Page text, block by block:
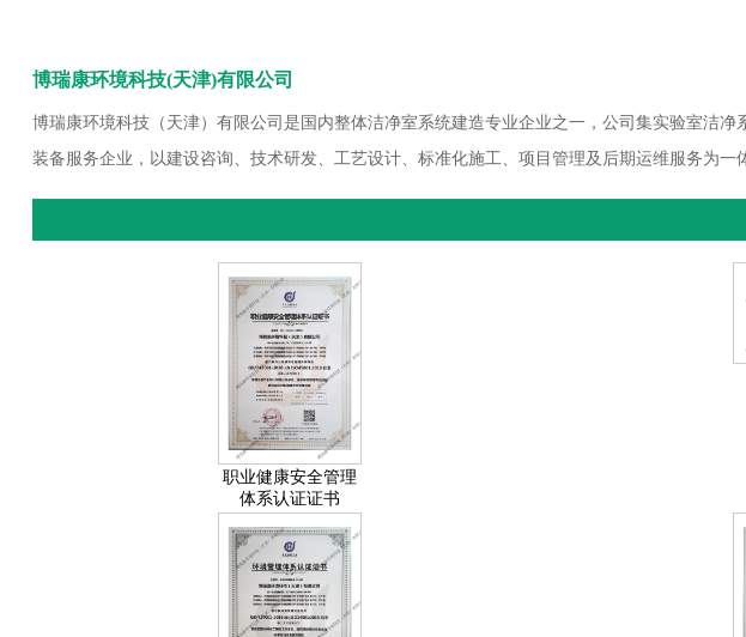
博瑞康环境科技(天津)有限公司
博瑞康环境科技（天津）有限公司是国内整体洁净室系统建造专业企业之一，公司集实验室洁
装备服务企业，以建设咨询、技术研发、工艺设计、标准化施工、项目管理及后期运维服务为
职业健康安全管理
体系认证证书